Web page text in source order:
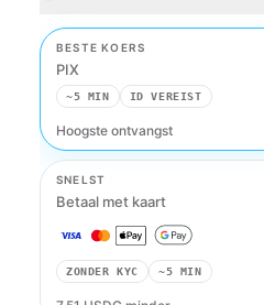
BESTE KOERS
PIX
~5 MIN ID VEREIST
Hoogste ontvangst
PIX
SNELST
Betaal met kaart
ZONDER KYC ~5 MIN